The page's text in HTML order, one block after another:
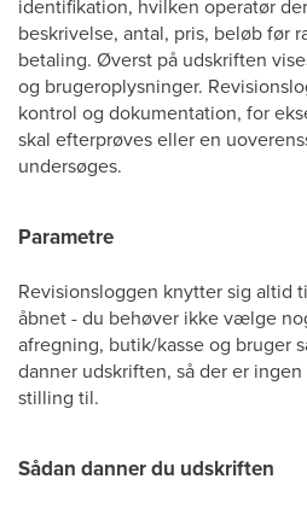
identifikation, hvilken operatør
beskrivelse, antal, pris, beløb før
betaling. Øverst på udskriften
og brugeroplysninger.
kontrol og dokumentation, for
skal efterprøves eller en
undersøges.
Parametre
Revisionsloggen knytter sig altid
åbnet - du behøver ikke vælge
afregning, butik/kasse og bruger
danner udskriften, så der er
stilling til.
Sådan danner du udskriften